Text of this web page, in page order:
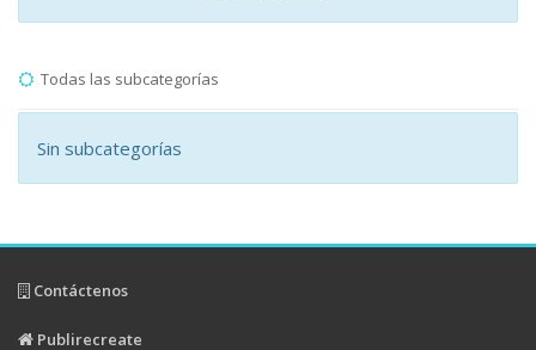
Todas las subcategorías
Sin subcategorías
Contáctenos
Publirecreate